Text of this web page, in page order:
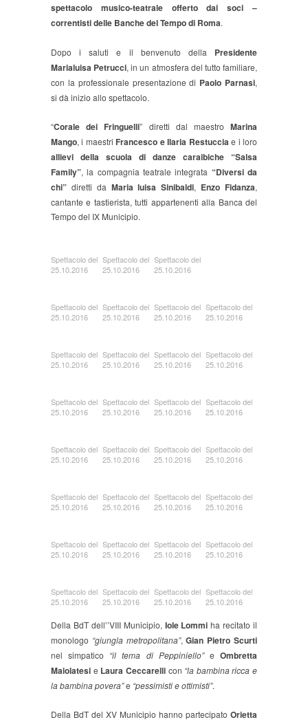
spettacolo musico-teatrale offerto dai soci –
correntisti delle Banche del Tempo di Roma.
Dopo i saluti e il benvenuto della Presidente
Marialuisa Petrucci, in un atmosfera del tutto familiare,
con la professionale presentazione di Paolo Parnasi,
si dà inizio allo spettacolo.
“Corale dei Fringuelli” diretti dal maestroMarina
Mango, i maestri Francesco e Ilaria Restuccia e i loro
allievi della scuola di danze caraibiche “Salsa
Family”, la compagnia teatrale integrata “Diversi da
chi” diretti da Maria luisa Sinibaldi, Enzo Fidanza,
cantante e tastierista, tutti appartenenti alla Banca del
Tempo del IX Municipio.
Spettacolo del
25.10.2016
Spettacolo del
25.10.2016
Spettacolo del
25.10.2016
Spettacolo del
25.10.2016
Spettacolo del
25.10.2016
Spettacolo del
25.10.2016
Spettacolo del
25.10.2016
Spettacolo del
25.10.2016
Spettacolo del
25.10.2016
Spettacolo del
25.10.2016
Spettacolo del
25.10.2016
Spettacolo del
25.10.2016
Spettacolo del
25.10.2016
Spettacolo del
25.10.2016
Spettacolo del
25.10.2016
Spettacolo del
25.10.2016
Spettacolo del
25.10.2016
Spettacolo del
25.10.2016
Spettacolo del
25.10.2016
Spettacolo del
25.10.2016
Spettacolo del
25.10.2016
Spettacolo del
25.10.2016
Spettacolo del
25.10.2016
Spettacolo del
25.10.2016
Spettacolo del
25.10.2016
Spettacolo del
25.10.2016
Spettacolo del
25.10.2016
Spettacolo del
25.10.2016
Spettacolo del
25.10.2016
Spettacolo del
25.10.2016
Spettacolo del
25.10.2016
Della BdT dell’’VIII Municipio, Iole Lommi ha recitato il
monologo “giungla metropolitana”,Gian Pietro Scurti
nel simpatico “il tema di Peppiniello”eOmbretta
Maiolatesi e Laura Ceccarellicon “la bambina ricca e
la bambina povera”e “pessimisti e ottimisti”.
Della BdT del XV Municipio hanno partecipato Orietta